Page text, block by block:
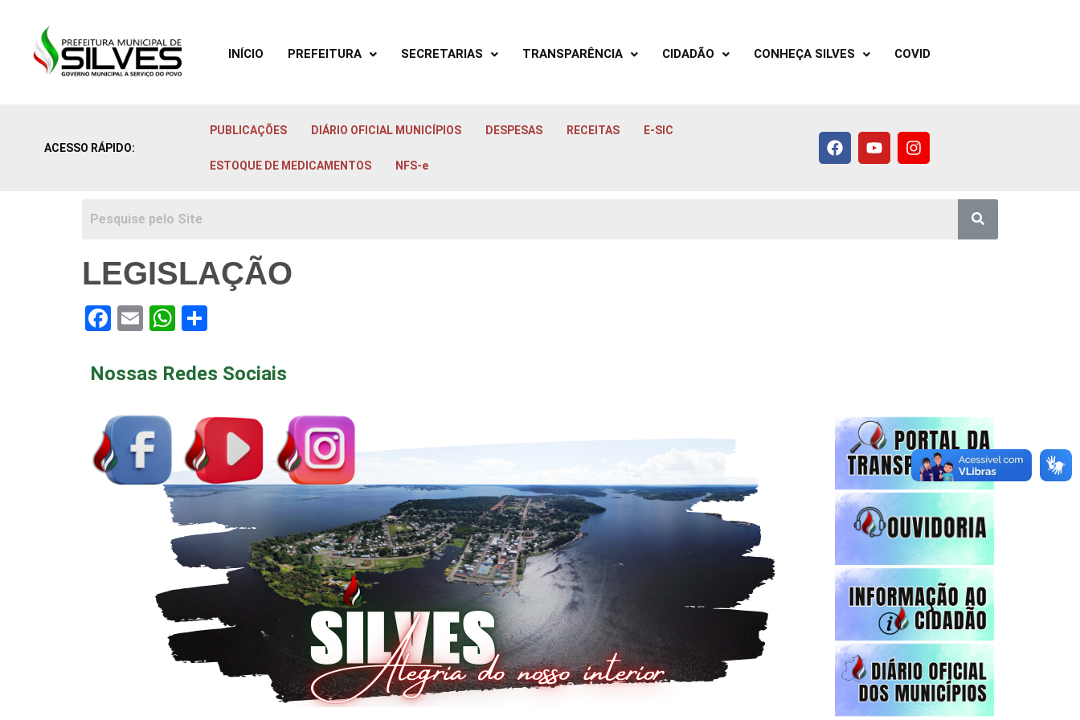
INÍCIO PREFEITURA SECRETARIAS TRANSPARÊNCIA CIDADÃO CONHEÇA SILVES COVID
ACESSO RÁPIDO:
PUBLICAÇÕES DIÁRIO OFICIAL MUNICÍPIOS DESPESAS RECEITAS E-SIC
ESTOQUE DE MEDICAMENTOS NFS-e
LEGISLAÇÃO
Facebook
EmailWhatsApp
Nossas Redes Sociais